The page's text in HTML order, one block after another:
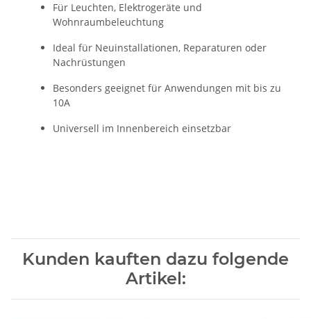
Für Leuchten, Elektrogeräte und
Wohnraumbeleuchtung
Ideal für Neuinstallationen, Reparaturen oder
Nachrüstungen
Besonders geeignet für Anwendungen mit bis zu
10A
Universell im Innenbereich einsetzbar
Kunden kauften dazu folgende
Artikel: